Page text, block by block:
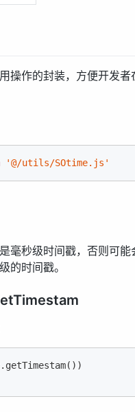
操作的封装，方便开发
'@/utils/SOtime.js'
毫秒级时间戳，否则可
的时间戳。